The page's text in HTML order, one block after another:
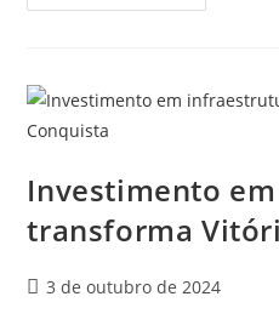
Investimento
transforma
3 de outubro de 2024